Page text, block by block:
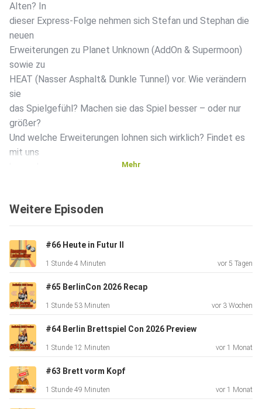
Alten? In
dieser Express-Folge nehmen sich Stefan und Stephan die
neuen
Erweiterungen zu Planet Unknown (AddOn & Supermoon)
sowie zu
HEAT (Nasser Asphalt& Dunkle Tunnel) vor. Wie verändern
sie
das Spielgefühl? Machen sie das Spiel besser – oder nur
größer?
Und welche Erweiterungen lohnen sich wirklich? Findet es
mit uns
Folgt uns auf Instagram ⁠⁠⁠⁠@anonymeludoholiker⁠⁠⁠⁠ für noch
mehr
Brettspiel-Inspiration und Updates.
(00:27) Begrüßung
Mehr
Weitere Episoden
#66 Heute in Futur II
1 Stunde 4 Minuten vor 5 Tagen
#65 BerlinCon 2026 Recap
1 Stunde 53 Minuten vor 3 Wochen
#64 Berlin Brettspiel Con 2026 Preview
1 Stunde 12 Minuten vor 1 Monat
#63 Brett vorm Kopf
1 Stunde 49 Minuten vor 1 Monat